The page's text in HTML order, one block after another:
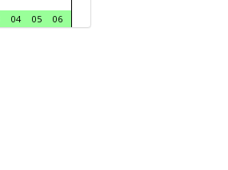
04 05 06